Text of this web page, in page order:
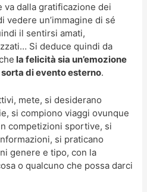
va dalla gratificazione dei
vedere un’immagine di sé
il sentirsi amati,
Si deduce quindi da
la felicità sia un’emozione
di evento esterno.
mete, si desiderano
si compiono viaggi ovunque
competizioni sportive, si
si praticano
genere e tipo, con la
o qualcuno che possa darci